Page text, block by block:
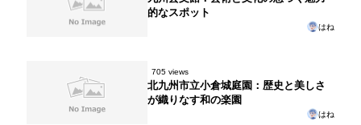
的なスポット
はね
705 views
北九州市立小倉城庭園：歴史と美しさ
が織りなす和の楽園
はね